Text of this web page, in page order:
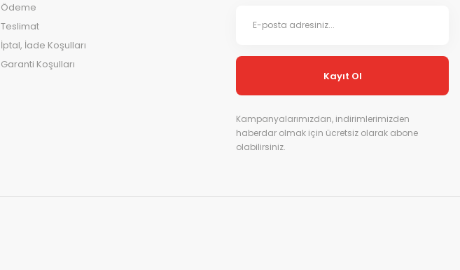
Ödeme
Teslimat
İptal, İade Koşulları
Garanti Koşulları
Kayıt Ol
Kampanyalarımızdan, indirimlerimizden
haberdar olmak için ücretsiz olarak abone
olabilirsiniz.